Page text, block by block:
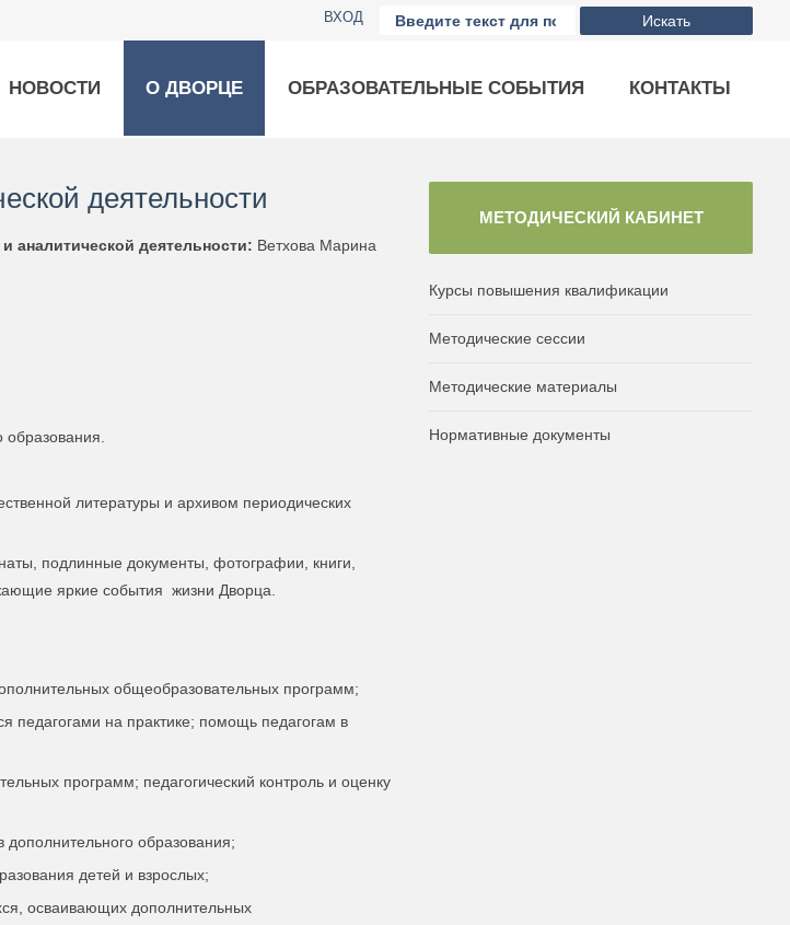
Искать
ВХОД
НОВОСТИ О ДВОРЦЕ ОБРАЗОВАТЕЛЬНЫЕ СОБЫТИЯ КОНТАКТЫ
деятельности
аналитической деятельности: Ветхова Марина
литературы и архивом периодических
подлинные документы, фотографии, книги,
яркие события жизни Дворца.
общеобразовательных программ;
педагогами на практике; помощь педагогам в
программ; педагогический контроль и оценку
дополнительного образования;
детей и взрослых;
осваивающих дополнительных
МЕТОДИЧЕСКИЙ КАБИНЕТ
Курсы повышения квалификации
Методические сессии
Методические материалы
Нормативные документы